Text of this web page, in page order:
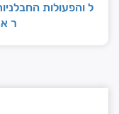
ל והפעולות
ר